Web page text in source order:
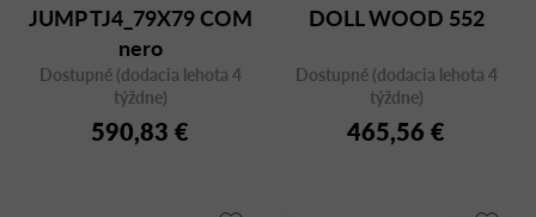
JUMP TJ4_79X79 COM
nero
Dostupné (dodacia lehota 4
týždne)
590,83 €
DOLL WOOD 552
Dostupné (dodacia lehota 4
týždne)
465,56 €